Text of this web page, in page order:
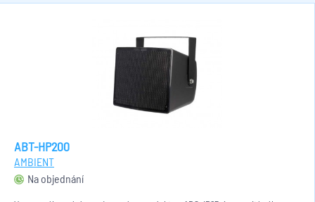
ABT-HP200
AMBIENT
Na objednání